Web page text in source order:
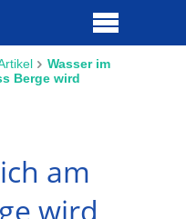
Wasser im
Berge wird
am
wird